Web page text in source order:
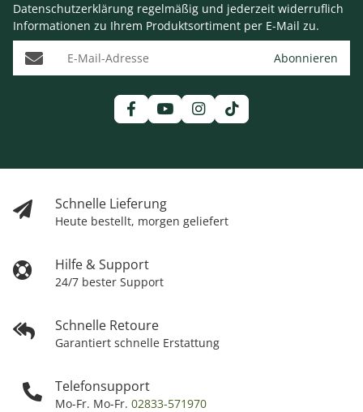
Schnelle Lieferung
Heute bestellt, morgen geliefert
Hilfe & Support
24/7 bester Support
Schnelle Retoure
Garantiert schnelle Erstattung
Telefonsupport
Mo-Fr. Mo-Fr. 02833-571970
Datenschutzerklärung regelmäßig und jederzeit widerruflich
Informationen zu Ihrem Produktsortiment per E-Mail zu.
E-Mail-Adresse Abonnieren